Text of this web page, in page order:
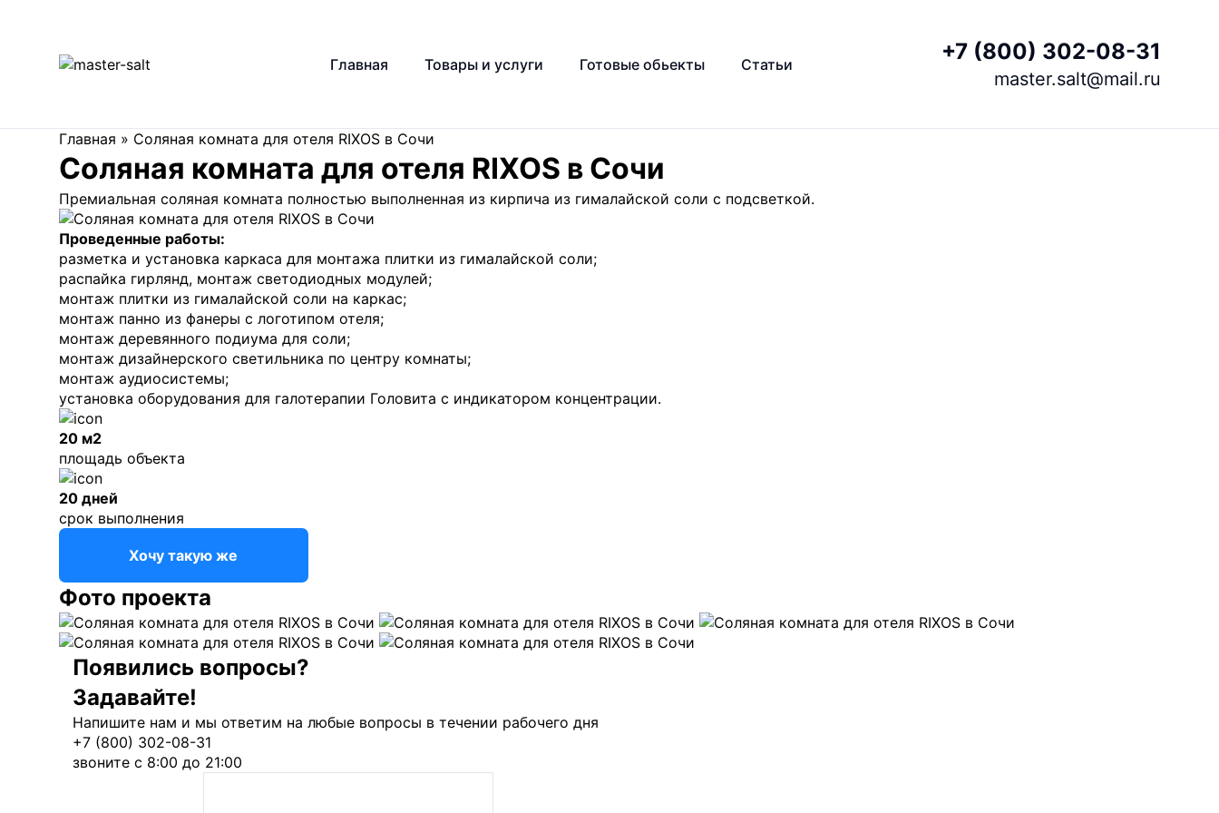
Главная Товары и услуги Готовые обьекты Статьи +7 (800) 302-08-31
master.salt@mail.ru
Главная » Соляная комната для отеля RIXOS в Сочи
Соляная комната для отеля RIXOS в Сочи
Премиальная соляная комната полностью выполненная из кирпича из гималайской соли с подсветкой.
Проведенные работы:
разметка и установка каркаса для монтажа плитки из гималайской соли;
распайка гирлянд, монтаж светодиодных модулей;
монтаж плитки из гималайской соли на каркас;
монтаж панно из фанеры с логотипом отеля;
монтаж деревянного подиума для соли;
монтаж дизайнерского светильника по центру комнаты;
монтаж аудиосистемы;
установка оборудования для галотерапии Головита с индикатором концентрации.
20 м2
площадь объекта
20 дней
срок выполнения
Хочу такую же
Фото проекта
Появились вопросы?
Задавайте!
Напишите нам и мы ответим на любые вопросы в течении рабочего дня
+7 (800) 302-08-31
звоните с 8:00 до 21:00